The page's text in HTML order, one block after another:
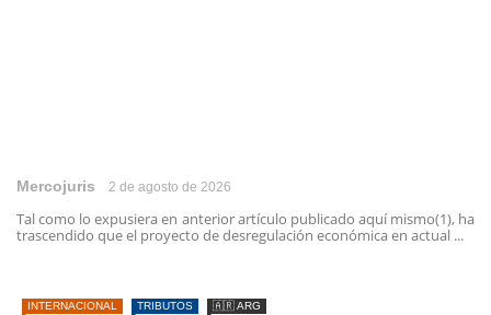
Mercojuris 2 de agosto de 2026
Tal como lo expusiera en anterior artículo publicado aquí mismo(1), ha
trascendido que el proyecto de desregulación económica en actual ...
INTERNACIONAL TRIBUTOS 🇦🇷 ARG